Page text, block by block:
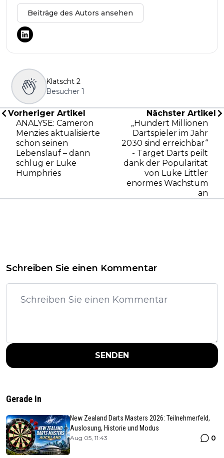
Beiträge des Autors ansehen
Klatscht 2
Besucher 1
Vorheriger Artikel
ANALYSE: Cameron
Menzies aktualisierte
schon seinen
Lebenslauf – dann
schlug er Luke
Humphries
Nächster Artikel
„Hundert Millionen
Dartspieler im Jahr
2030 sind erreichbar“
- Target Darts peilt
dank der Popularität
von Luke Littler
enormes Wachstum
an
Schreiben Sie einen Kommentar
SENDEN
Gerade In
New Zealand Darts Masters 2026: Teilnehmerfeld,
Auslosung, Historie und Modus
Aug 05, 11:43 0